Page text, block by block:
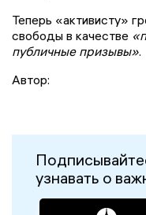
Теперь «активисту»
свободы в качестве
публичные призывы».
Автор:
узнавать о